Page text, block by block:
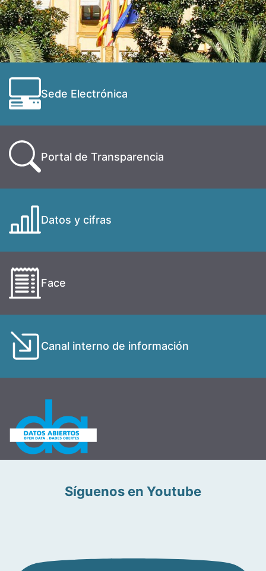
Sede Electrónica
Portal de Transparencia
Datos y cifras
Face
Canal interno de información
Síguenos en Youtube